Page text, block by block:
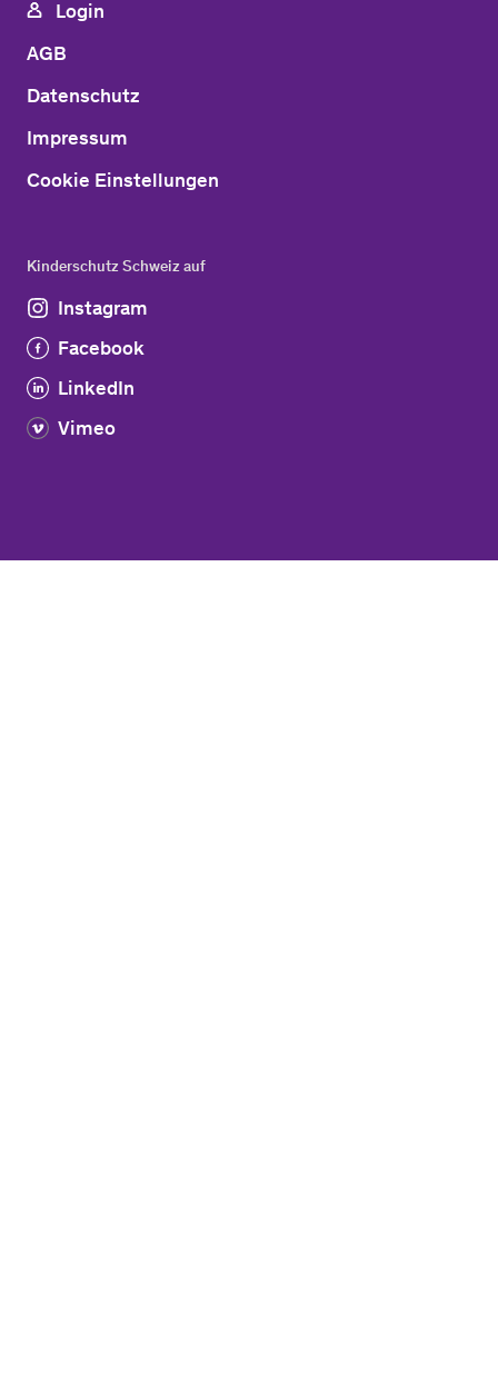
Login
AGB
Datenschutz
Impressum
Cookie Einstellungen
Kinderschutz Schweiz auf
Instagram
Facebook
LinkedIn
Vimeo